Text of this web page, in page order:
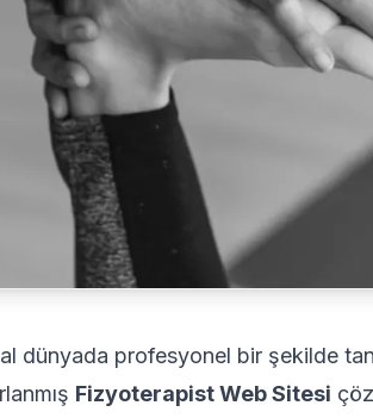
dünyada profesyonel bir şekilde
Fizyoterapist Web Sitesi